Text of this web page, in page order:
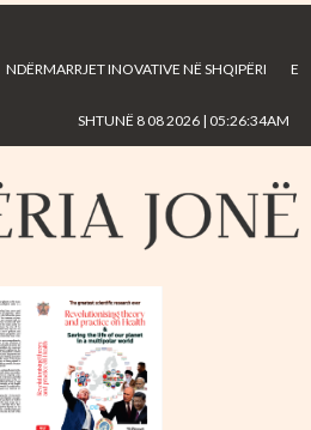
NDËRMARRJET INOVATIVE NË SHQIPËRI E
SHTUNË 8 08 2026 | 05:26:34AM